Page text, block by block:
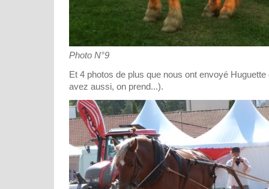
Photo N°9
Et 4 photos de plus que nous ont envoyé
avez aussi, on prend...).